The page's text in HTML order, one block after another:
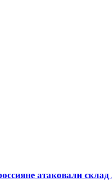
атаковали склад